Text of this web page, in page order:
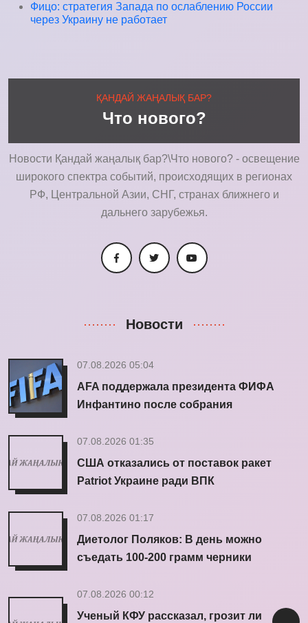
Фицо: стратегия Запада по ослаблению России
через Украину не работает
ҚАНДАЙ ЖАҢАЛЫҚ БАР?
Что нового?
Новости Қандай жаңалық бар?\Что нового? - освещение
широкого спектра событий, происходящих в регионах
РФ, Центральной Азии, СНГ, странах ближнего и
дальнего зарубежья.
Новости
07.08.2026 05:04
AFA поддержала президента ФИФА
Инфантино после собрания
07.08.2026 01:35
США отказались от поставок ракет
Patriot Украине ради ВПК
07.08.2026 01:17
Диетолог Поляков: В день можно
съедать 100-200 грамм черники
07.08.2026 00:12
Ученый КФУ рассказал, грозит ли